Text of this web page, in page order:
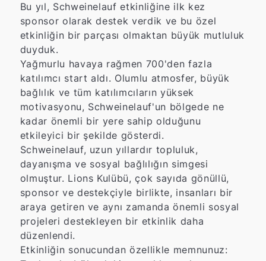
Bu yıl, Schweinelauf etkinliğine ilk kez
sponsor olarak destek verdik ve bu özel
etkinliğin bir parçası olmaktan büyük mutluluk
duyduk.
Yağmurlu havaya rağmen 700'den fazla
katılımcı start aldı. Olumlu atmosfer, büyük
bağlılık ve tüm katılımcıların yüksek
motivasyonu, Schweinelauf'un bölgede ne
kadar önemli bir yere sahip olduğunu
etkileyici bir şekilde gösterdi.
Schweinelauf, uzun yıllardır topluluk,
dayanışma ve sosyal bağlılığın simgesi
olmuştur. Lions Kulübü, çok sayıda gönüllü,
sponsor ve destekçiyle birlikte, insanları bir
araya getiren ve aynı zamanda önemli sosyal
projeleri destekleyen bir etkinlik daha
düzenlendi.
Etkinliğin sonucundan özellikle memnunuz: